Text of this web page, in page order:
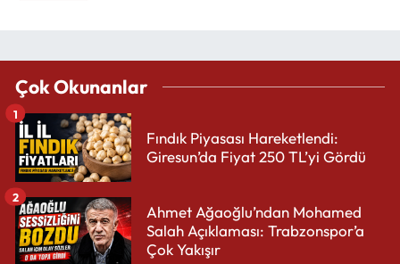
Çok Okunanlar
Fındık Piyasası Hareketlendi:
Giresun’da Fiyat 250 TL’yi Gördü
1
Ahmet Ağaoğlu’ndan Mohamed
Salah Açıklaması: Trabzonspor’a
Çok Yakışır
2